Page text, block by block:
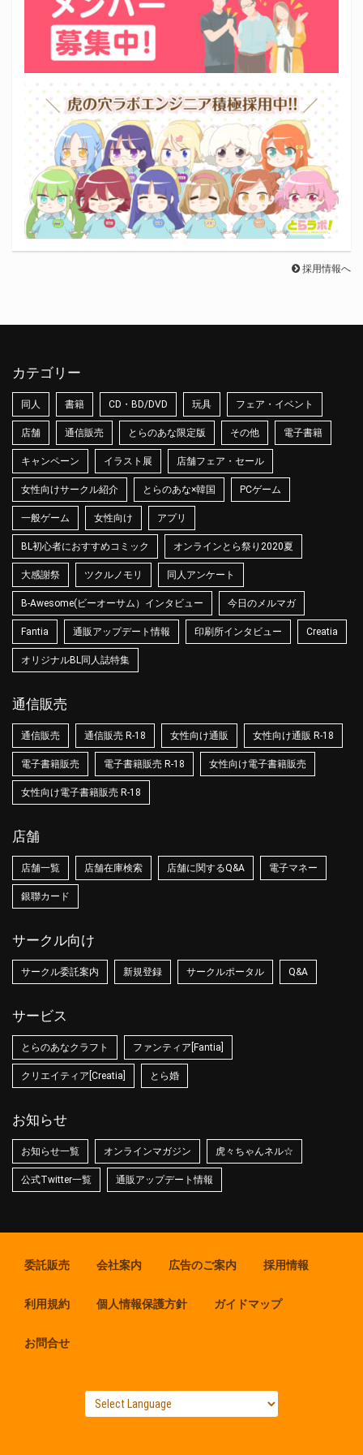
採用情報へ
カテゴリー
同人 書籍 CD・BD/DVD 玩具 フェア・イベント
店舗 通信販売 とらのあな限定版 その他 電子書籍
キャンペーン イラスト展 店舗フェア・セール
女性向けサークル紹介 とらのあな×韓国 PCゲーム
一般ゲーム 女性向け アプリ
BL初心者におすすめコミック オンラインとら祭り2020夏
大感謝祭 ツクルノモリ 同人アンケート
B-Awesome(ビーオーサム）インタビュー 今日のメルマガ
Fantia 通販アップデート情報 印刷所インタビュー Creatia
オリジナルBL同人誌特集
通信販売
通信販売 通信販売 R-18 女性向け通販 女性向け通販 R-18
電子書籍販売 電子書籍販売 R-18 女性向け電子書籍販売
女性向け電子書籍販売 R-18
店舗
店舗一覧 店舗在庫検索 店舗に関するQ&A 電子マネー
銀聯カード
サークル向け
サークル委託案内 新規登録 サークルポータル Q&A
サービス
とらのあなクラフト ファンティア[Fantia]
クリエイティア[Creatia] とら婚
お知らせ
お知らせ一覧 オンラインマガジン 虎々ちゃんネル☆
公式Twitter一覧 通販アップデート情報
委託販売 会社案内 広告のご案内 採用情報
利用規約 個人情報保護方針 ガイドマップ
お問合せ